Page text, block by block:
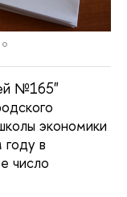
№165"
экономики
в
число